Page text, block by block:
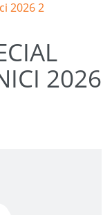
2026 2
2026